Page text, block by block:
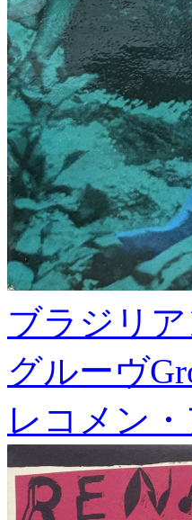
ブラジリア
グルーヴ
レコメン